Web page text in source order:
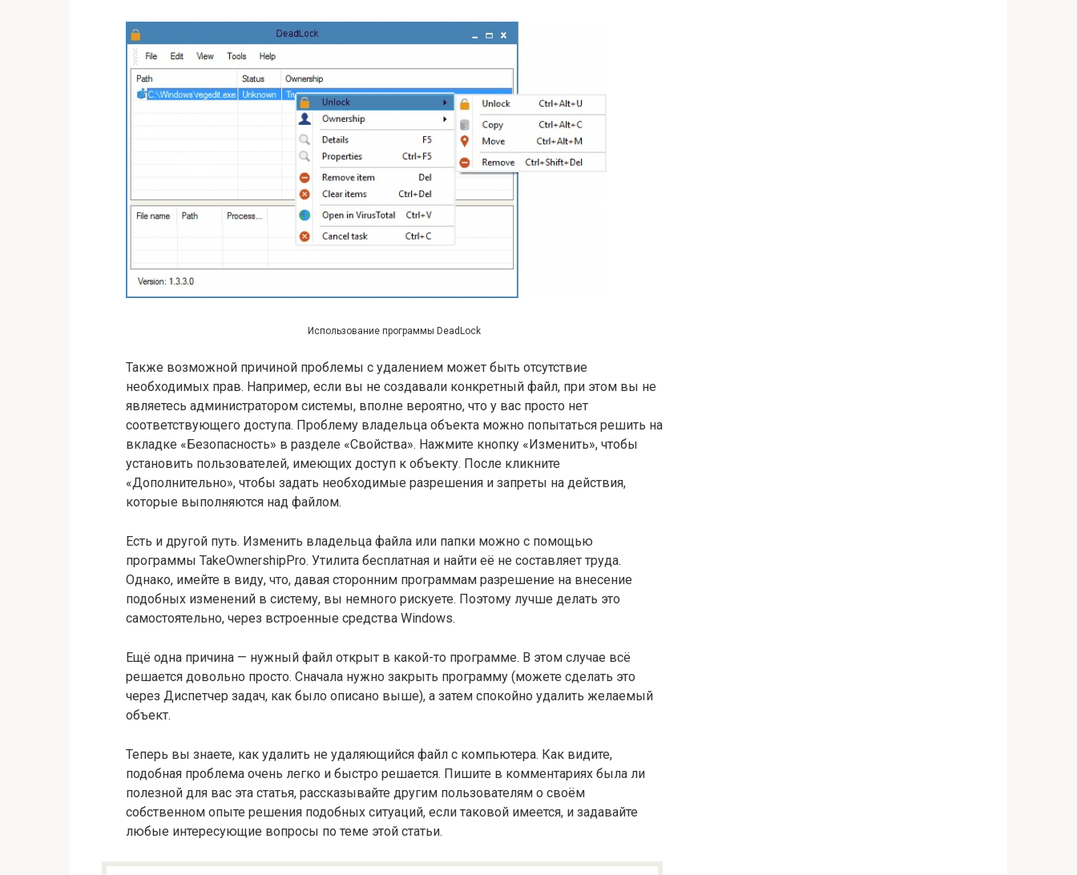
Использование программы DeadLock
Также возможной причиной проблемы с удалением может быть отсутствие
необходимых прав. Например, если вы не создавали конкретный файл, при этом вы не
являетесь администратором системы, вполне вероятно, что у вас просто нет
соответствующего доступа. Проблему владельца объекта можно попытаться решить на
вкладке «Безопасность» в разделе «Свойства». Нажмите кнопку «Изменить», чтобы
установить пользователей, имеющих доступ к объекту. После кликните
«Дополнительно», чтобы задать необходимые разрешения и запреты на действия,
которые выполняются над файлом.
Есть и другой путь. Изменить владельца файла или папки можно с помощью
программы TakeOwnershipPro. Утилита бесплатная и найти её не составляет труда.
Однако, имейте в виду, что, давая сторонним программам разрешение на внесение
подобных изменений в систему, вы немного рискуете. Поэтому лучше делать это
самостоятельно, через встроенные средства Windows.
Ещё одна причина — нужный файл открыт в какой-то программе. В этом случае всё
решается довольно просто. Сначала нужно закрыть программу (можете сделать это
через Диспетчер задач, как было описано выше), а затем спокойно удалить желаемый
объект.
Теперь вы знаете, как удалить не удаляющийся файл с компьютера. Как видите,
подобная проблема очень легко и быстро решается. Пишите в комментариях была ли
полезной для вас эта статья, рассказывайте другим пользователям о своём
собственном опыте решения подобных ситуаций, если таковой имеется, и задавайте
любые интересующие вопросы по теме этой статьи.